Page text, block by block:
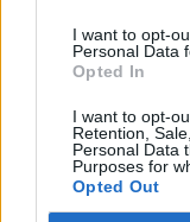
I want to opt-
Personal Data
Opted In
I want to opt-
Retention,
Personal Data
Purposes for
Opted Out
nu există un
America își
evacueze
amenințată de